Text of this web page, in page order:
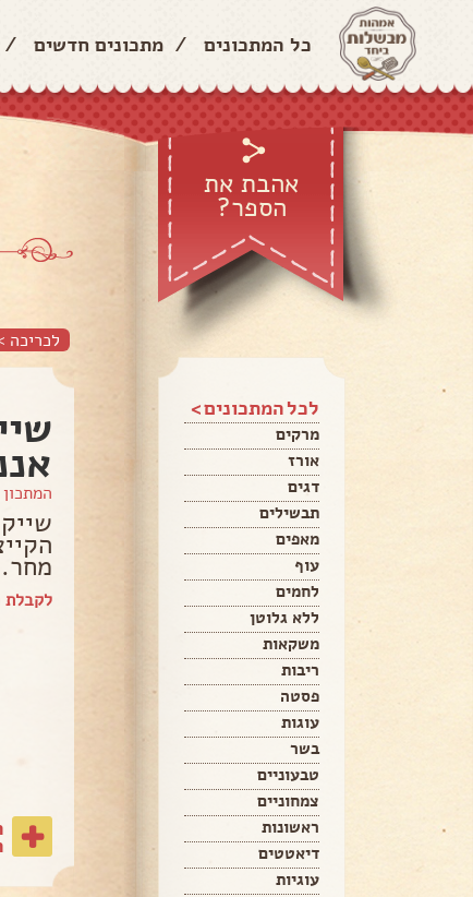
כל המתכונים / מתכונים חדשים /
אהבת את
הספר?
לכל המתכונים >
מרקים
אורז
דגים
תבשילים
מאפים
עוף
לחמים
ללא גלוטן
משקאות
ריבות
פסטה
עוגות
בשר
טבעוניים
צמחוניים
ראשונות
דיאטטים
עוגיות
לכריכה
מחר...
לקבלת